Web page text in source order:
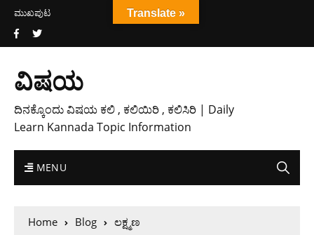
ಮುಖಪುಟ
ವಿಷಯ
ದಿನಕ್ಕೊಂದು ವಿಷಯ ಕಲಿ , ಕಲಿಯಿರಿ , ಕಲಿಸಿರಿ | Daily
Learn Kannada Topic Information
MENU
Home Blog ಲಕ್ಷ್ಮಣ
Translate »